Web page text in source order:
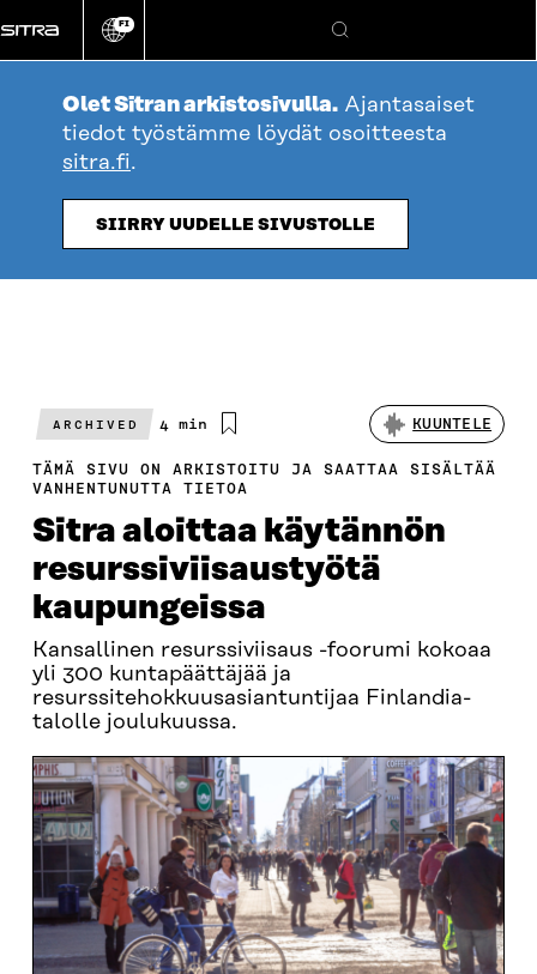
suoraan
sisältöön
Vaihda
kieli
FI
Hae
Olet Sitran arkistosivulla. Ajantasaiset
tiedot työstämme löydät osoitteesta
sitra.fi.
SIIRRY UUDELLE SIVUSTOLLE
ARCHIVED
Arvioitu
4 min KUUNTELE
TÄMÄ SIVU ON ARKISTOITU JA SAATTAA SISÄLTÄÄ
VANHENTUNUTTA TIETOA
Sitra aloittaa käytännön
resurssiviisaustyötä
kaupungeissa
Kansallinen resurssiviisaus -foorumi kokoaa
yli 300 kuntapäättäjää ja
resurssitehokkuusasiantuntijaa Finlandia-
talolle joulukuussa.